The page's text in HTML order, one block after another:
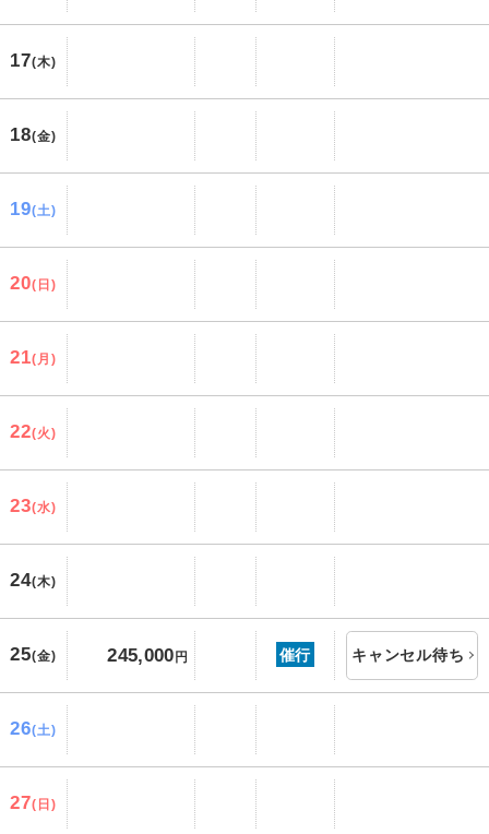
17(木)
18(金)
19(土)
20(日)
21(月)
22(火)
23(水)
24(木)
25(金) 245,000円 催行 キャンセル待ち
26(土)
27(日)